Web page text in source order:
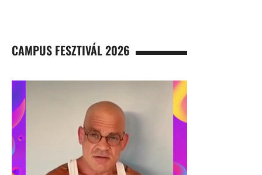
CAMPUS FESZTIVÁL 2026